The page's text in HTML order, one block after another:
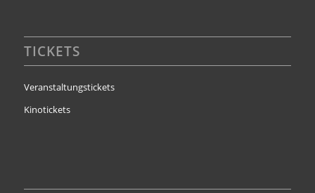
TICKETS
Veranstaltungstickets
Kinotickets